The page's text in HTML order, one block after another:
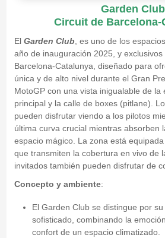
Garden Club
Circuit de Barcelona-
El Garden Club, es uno de los
año de inauguración 2025, y exclusivos
Barcelona-Catalunya, diseñado para
única y de alto nivel durante el Gran
MotoGP con una vista inigualable de la
principal y la calle de boxes (pitlane).
pueden disfrutar viendo a los pilotos
última curva crucial mientras absorben
espacio mágico. La zona está
que transmiten la cobertura en vivo de
invitados también pueden disfrutar de
Concepto y ambiente:
El Garden Club se distingue por
sofisticado, combinando la
confort de un espacio climatizado.